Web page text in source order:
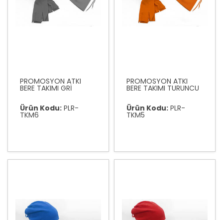
PROMOSYON ATKI
BERE TAKIMI GRİ
Ürün Kodu: PLR-
TKM6
PROMOSYON ATKI
BERE TAKIMI TURUNCU
Ürün Kodu: PLR-
TKM5